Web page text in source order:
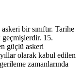
bir sınıftır. Tarihe
15.
güçlü askeri
olarak kabul edilen
zamanlarında